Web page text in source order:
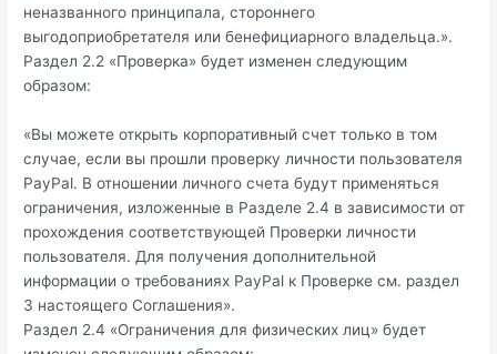
неназванного принципала, стороннего
выгодоприобретателя или бенефициарного владельца.».
Раздел 2.2 «Проверка» будет изменен следующим
образом:
«Вы можете открыть корпоративный счет только в том
случае, если вы прошли проверку личности пользователя
PayPal. В отношении личного счета будут применяться
ограничения, изложенные в Разделе 2.4 в зависимости от
прохождения соответствующей Проверки личности
пользователя. Для получения дополнительной
информации о требованиях PayPal к Проверке см. раздел
3 настоящего Соглашения».
Раздел 2.4 «Ограничения для физических лиц» будет